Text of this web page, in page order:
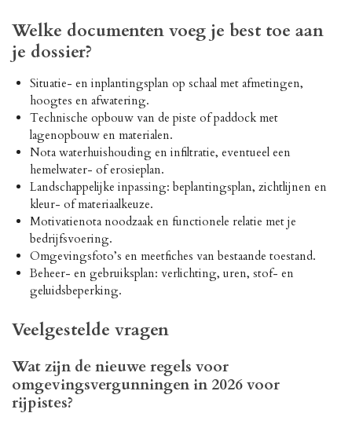
Welke documenten voeg je best toe aan
je dossier?
Situatie- en inplantingsplan op schaal met afmetingen,
hoogtes en afwatering.
Technische opbouw van de piste of paddock met
lagenopbouw en materialen.
Nota waterhuishouding en infiltratie, eventueel een
hemelwater- of erosieplan.
Landschappelijke inpassing: beplantingsplan, zichtlijnen en
kleur- of materiaalkeuze.
Motivatienota noodzaak en functionele relatie met je
bedrijfsvoering.
Omgevingsfoto’s en meetfiches van bestaande toestand.
Beheer- en gebruiksplan: verlichting, uren, stof- en
geluidsbeperking.
Veelgestelde vragen
Wat zijn de nieuwe regels voor
omgevingsvergunningen in 2026 voor
rijpistes?